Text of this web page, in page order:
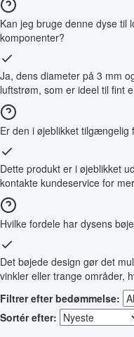
Kan jeg bruge denne dyse til
komponenter?
Ja, dens diameter på 3 mm
luftstrøm, som er ideel til fint
Er den i øjeblikket tilgængelig
Dette produkt er i øjeblikket
kontakte kundeservice for
Hvilke fordele har dysens
Det bøjede design gør det
vinkler eller trange områder,
Filtrer efter bedømmelse:
Sortér efter: